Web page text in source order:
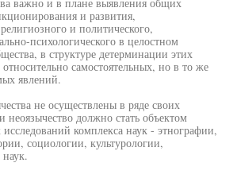
и развития,
и политического,
психологического в целостном
в структуре детерминации этих
самостоятельных, но в то же
явлений.
не осуществлены в ряде своих
неоязычество должно стать объектом
комплекса наук - этнографии,
социологии, культурологии,